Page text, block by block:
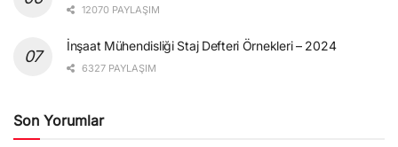
12070 PAYLAŞIM
İnşaat Mühendisliği Staj Defteri Örnekleri – 2024
6327 PAYLAŞIM
Son Yorumlar